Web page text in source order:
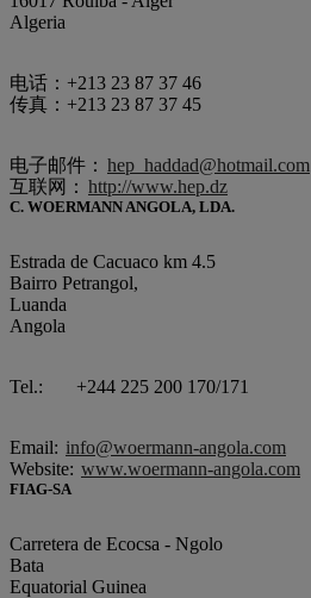
Algeria
电话：+213 23 87 37 46
传真：+213 23 87 37 45
电子邮件： hep_haddad@hotmail.com
互联网： http://www.hep.dz
C. WOERMANN ANGOLA, LDA.
Estrada de Cacuaco km 4.5
Bairro Petrangol,
Luanda
Angola
Tel.: +244 225 200 170/171
Email: info@woermann-angola.com
Website: www.woermann-angola.com
FIAG-SA
Carretera de Ecocsa - Ngolo
Bata
Equatorial Guinea